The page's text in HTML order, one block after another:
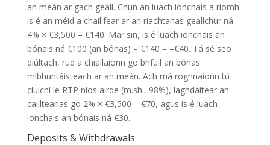
an meán ar gach geall. Chun an luach ionchais a ríomh:
is é an méid a chaillfear ar an riachtanas geallchur ná
4% × €3,500 = €140. Mar sin, is é luach ionchais an
bónais ná €100 (an bónas) – €140 = –€40. Tá sé seo
diúltach, rud a chiallaíonn go bhfuil an bónas
míbhuntáisteach ar an meán. Ach má roghnaíonn tú
cluichí le RTP níos airde (m.sh., 98%), laghdaítear an
caillteanas go 2% × €3,500 = €70, agus is é luach
ionchais an bónais ná €30.
Deposits & Withdrawals